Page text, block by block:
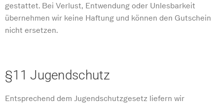
gestattet. Bei Verlust, Entwendung oder Unlesbarkeit
übernehmen wir keine Haftung und können den Gutschein
nicht ersetzen.
§11 Jugendschutz
Entsprechend dem Jugendschutzgesetz liefern wir